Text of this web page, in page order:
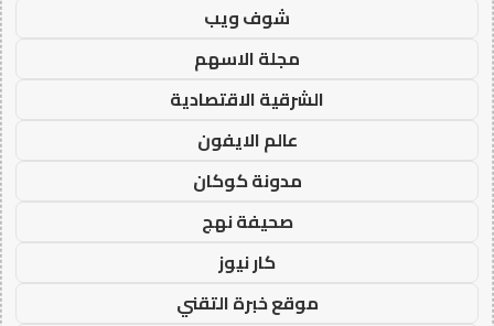
شوف ويب
مجلة الاسهم
الشرقية الاقتصادية
عالم الايفون
مدونة كوكان
صحيفة نهج
كار نيوز
موقع خبرة التقني